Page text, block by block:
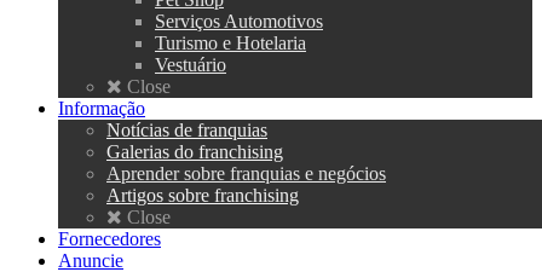
Serviços Automotivos
Turismo e Hotelaria
Vestuário
Close
Informação
Notícias de franquias
Galerias do franchising
Aprender sobre franquias e negócios
Artigos sobre franchising
Close
Fornecedores
Anuncie